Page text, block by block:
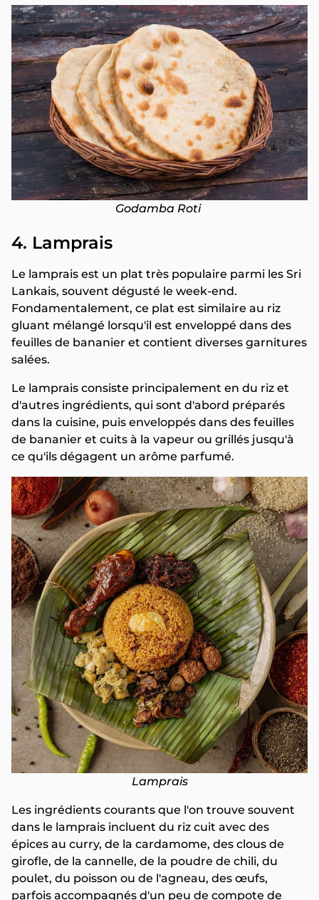
Godamba Roti
4. Lamprais
Le lamprais est un plat très populaire parmi les Sri
Lankais, souvent dégusté le week-end.
Fondamentalement, ce plat est similaire au riz
gluant mélangé lorsqu'il est enveloppé dans des
feuilles de bananier et contient diverses garnitures
salées.
Le lamprais consiste principalement en du riz et
d'autres ingrédients, qui sont d'abord préparés
dans la cuisine, puis enveloppés dans des feuilles
de bananier et cuits à la vapeur ou grillés jusqu'à
ce qu'ils dégagent un arôme parfumé.
Lamprais
Les ingrédients courants que l'on trouve souvent
dans le lamprais incluent du riz cuit avec des
épices au curry, de la cardamome, des clous de
girofle, de la cannelle, de la poudre de chili, du
poulet, du poisson ou de l'agneau, des œufs,
parfois accompagnés d'un peu de compote de